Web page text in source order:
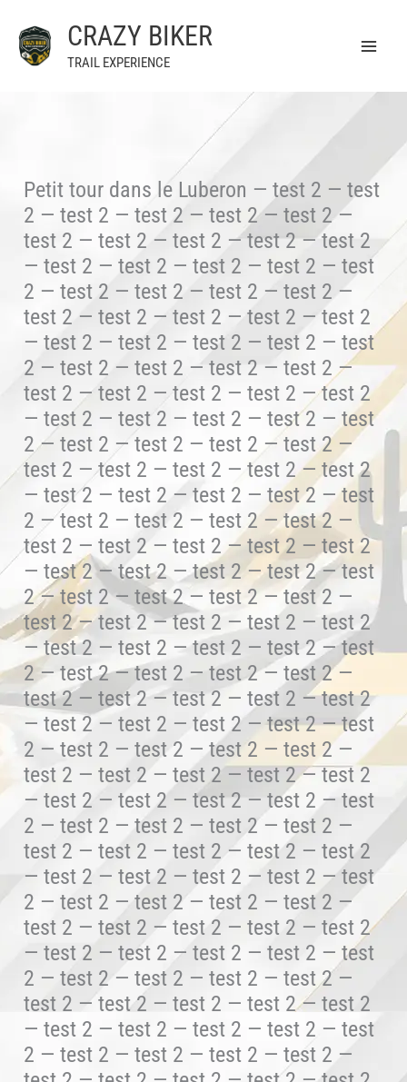
contenu
CRAZY BIKER
TRAIL EXPERIENCE
Petit tour dans le Luberon — test 2 — test
2 — test 2 — test 2 — test 2 — test 2 —
test 2 — test 2 — test 2 — test 2 — test 2
— test 2 — test 2 — test 2 — test 2 — test
2 — test 2 — test 2 — test 2 — test 2 —
test 2 — test 2 — test 2 — test 2 — test 2
— test 2 — test 2 — test 2 — test 2 — test
2 — test 2 — test 2 — test 2 — test 2 —
test 2 — test 2 — test 2 — test 2 — test 2
— test 2 — test 2 — test 2 — test 2 — test
2 — test 2 — test 2 — test 2 — test 2 —
test 2 — test 2 — test 2 — test 2 — test 2
— test 2 — test 2 — test 2 — test 2 — test
2 — test 2 — test 2 — test 2 — test 2 —
test 2 — test 2 — test 2 — test 2 — test 2
— test 2 — test 2 — test 2 — test 2 — test
2 — test 2 — test 2 — test 2 — test 2 —
test 2 — test 2 — test 2 — test 2 — test 2
— test 2 — test 2 — test 2 — test 2 — test
2 — test 2 — test 2 — test 2 — test 2 —
test 2 — test 2 — test 2 — test 2 — test 2
— test 2 — test 2 — test 2 — test 2 — test
2 — test 2 — test 2 — test 2 — test 2 —
test 2 — test 2 — test 2 — test 2 — test 2
— test 2 — test 2 — test 2 — test 2 — test
2 — test 2 — test 2 — test 2 — test 2 —
test 2 — test 2 — test 2 — test 2 — test 2
— test 2 — test 2 — test 2 — test 2 — test
2 — test 2 — test 2 — test 2 — test 2 —
test 2 — test 2 — test 2 — test 2 — test 2
— test 2 — test 2 — test 2 — test 2 — test
2 — test 2 — test 2 — test 2 — test 2 —
test 2 — test 2 — test 2 — test 2 — test 2
— test 2 — test 2 — test 2 — test 2 — test
2 — test 2 — test 2 — test 2 — test 2 —